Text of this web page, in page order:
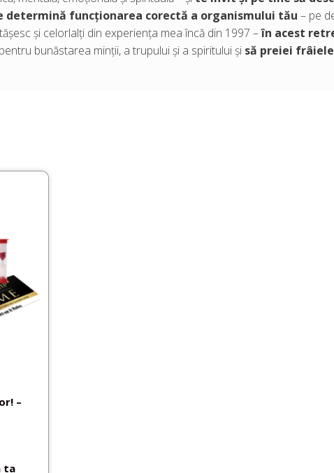
determină funcționarea corectă a organismului tău – pe
și celorlalți din experiența mea încă din 1997 –în acest
bunăstarea minții, a trupului și a spiritului și să preiei
–
ta